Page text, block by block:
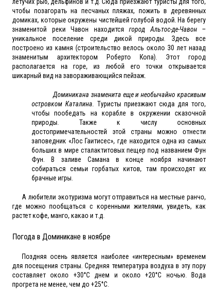
чтобы позагорать на песчаных пляжах, пожить в деревянных
домиках, которые окружены чистейшей голубой водой. На берегу
знаменитой реки Чавон находится город Альтос-де-Чавон–
уникальное поселение среди дикой природы. Здесь все
построено из камня (строительство велось около 30 лет назад
знаменитым архитектором Роберто Копа). Этот город
располагается на горе, из любой его точки открывается
шикарный вид на завораживающийся пейзаж.
Доминикана знаменита еще и необычайно красивым
островком Каталина. Туристы приезжают сюда для того,
чтобы пообедать на корабле в окружении сказочной
природы. Также к числу основных
достопримечательностей этой страны можно отнести
заповедник «Лос Гаитисес», где находится одна из самых
больших в мире сталактитовых пещер под названием Фун
Фун. В заливе Самана в конце ноября начинают
собираться семьи горбатых китов, там происходят их
брачные игры.
А любители экотуризма могут отправиться на местные ранчо,
где можно пообщаться с коренными жителями, увидеть, как
растет кофе, манго, какао и т.д.
Погода в Доминикане в ноябре
Поздняя осень является наиболее «интересным» временем
для посещения страны. Средняя температура воздуха в эту пору
составляет около +30°С днем и около +20°С ночью. Вода
прогрета не менее, чем до +25°С.